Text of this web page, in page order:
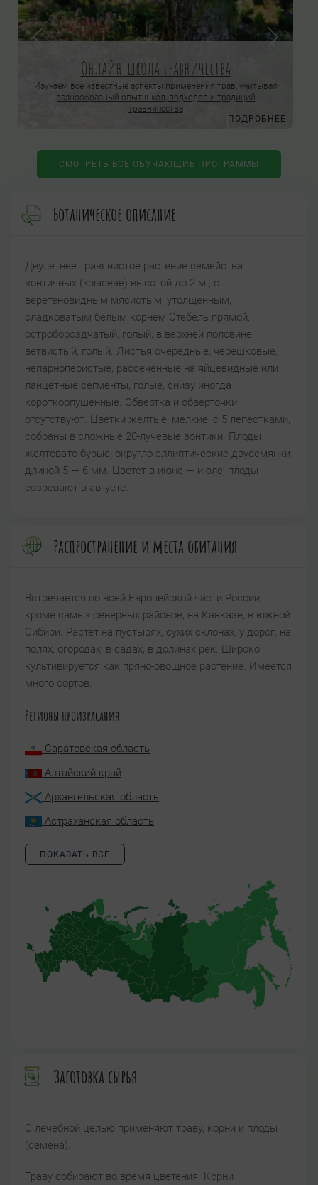
Онлайн-школа травничества
Изучаем все известные аспекты применения трав, учитывая
разнообразный опыт школ, подходов и традиций
травничества
ПОДРОБНЕЕ
СМОТРЕТЬ ВСЕ ОБУЧАЮЩИЕ ПРОГРАММЫ
Ботаническое описание
Двулетнее травянистое растение семейства
зонтичных (kpiaceae) высотой до 2 м., с
веретеновидным мясистым, утолщенным,
сладковатым белым корнем Стебель прямой,
остробороздчатый, голый, в верхней половине
ветвистый, голый. Листья очередные, черешковые,
непарноперистые, рассеченные на яйцевидные или
ланцетные сегменты, голые, снизу иногда
короткоопушенные. Обвертка и обверточки
отсутствуют. Цветки желтые, мелкие, с 5 лепестками,
собраны в сложные 20-лучевые зонтики. Плоды —
желтовато-бурые, округло-эллиптические двусемянки
длиной 5 — 6 мм. Цветет в июне — июле; плоды
созревают в августе.
Распространение и места обитания
Встречается по всей Европейской части России,
кроме самых северных районов, на Кавказе, в южной
Сибири. Растет на пустырях, сухих склонах, у дорог, на
полях, огородах, в садах, в долинах рек. Широко
культивируется как пряно-овощное растение. Имеется
много сортов.
Регионы произрасания
Саратовская область
Алтайский край
Архангельская область
Астраханская область
ПОКАЗАТЬ ВСЕ
Заготовка сырья
С лечебной целью применяют траву, корни и плоды
(семена).
Траву собирают во время цветения. Корни